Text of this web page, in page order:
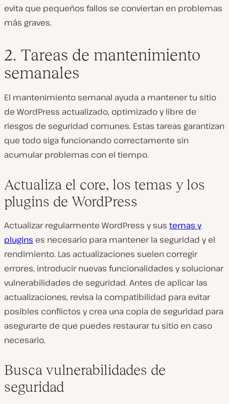
evita que pequeños fallos se conviertan en problemas
más graves.
2. Tareas de mantenimiento
semanales
El mantenimiento semanal ayuda a mantener tu sitio
de WordPress actualizado, optimizado y libre de
riesgos de seguridad comunes. Estas tareas garantizan
que todo siga funcionando correctamente sin
acumular problemas con el tiempo.
Actualiza el core, los temas y los
plugins de WordPress
Actualizar regularmente WordPress y sus temas y
plugins es necesario para mantener la seguridad y el
rendimiento. Las actualizaciones suelen corregir
errores, introducir nuevas funcionalidades y solucionar
vulnerabilidades de seguridad. Antes de aplicar las
actualizaciones, revisa la compatibilidad para evitar
posibles conflictos y crea una copia de seguridad para
asegurarte de que puedes restaurar tu sitio en caso
necesario.
Busca vulnerabilidades de
seguridad